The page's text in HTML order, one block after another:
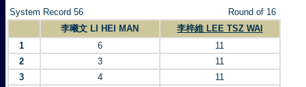
System Record 56
Round of 16
李曦文 LI HEI MAN
李梓維 LEE TSZ WAI
1
6
11
2
3
11
3
4
11